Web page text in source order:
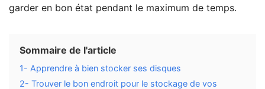
garder en bon état pendant le maximum de temps.
Sommaire de l'article
1- Apprendre à bien stocker ses disques
2- Trouver le bon endroit pour le stockage de vos